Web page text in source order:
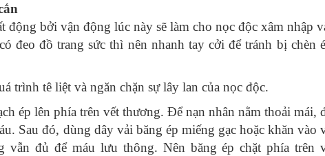
động bởi vận động lúc này sẽ làm cho nọc độc xâm nhập
đeo đồ trang sức thì nên nhanh tay cởi để tránh bị chèn
trình tê liệt và ngăn chặn sự lây lan của nọc độc.
ép lên phía trên vết thương. Để nạn nhân nằm thoải mái,
Sau đó, dùng dây vải băng ép miếng gạc hoặc khăn vào
vẫn đủ để máu lưu thông. Nên băng ép chặt phía trên